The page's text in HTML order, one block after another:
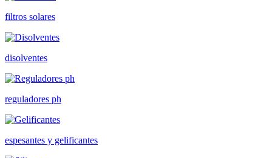
filtros solares
disolventes
reguladores ph
espesantes y gelificantes